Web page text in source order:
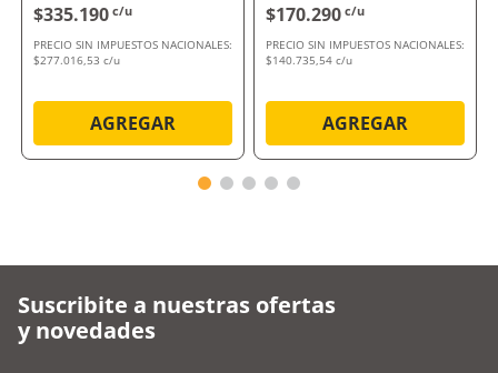
$335.190 c/u
PRECIO SIN IMPUESTOS NACIONALES:
$277.016,53 c/u
AGREGAR
$170.290 c/u
PRECIO SIN IMPUESTOS NACIONALES:
$140.735,54 c/u
AGREGAR
Suscribite a nuestras ofertas
y novedades